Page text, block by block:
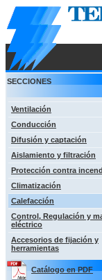
SECCIONES
Ventilación
Conducción
Difusión y captación
Aislamiento y filtración
Protección contra
Climatización
Calefacción
Control, Regulación y
eléctrico
Accesorios de fijación y
herramientas
Catálogo en PDF